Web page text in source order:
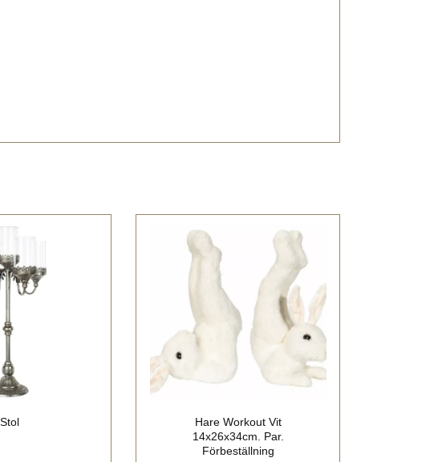
Stol
Hare Workout Vit
14x26x34cm. Par.
Förbeställning